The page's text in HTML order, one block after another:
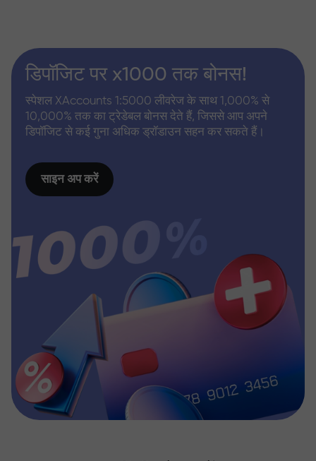
डिपॉजिट पर x1000 तक बोनस!
स्पेशल XAccounts 1:5000 लीवरेज के साथ 1,000% से
10,000% तक का ट्रेडेबल बोनस देते हैं, जिससे आप अपने
डिपॉजिट से कई गुना अधिक ड्रॉडाउन सहन कर सकते हैं।
साइन अप करें